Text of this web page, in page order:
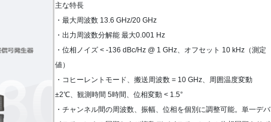
主な特長
・最大周波数 13.6 GHz/20 GHz
・出力周波数分解能 最大0.001 Hz
・位相ノイズ < -136 dBc/Hz @ 1 GHz、オフセット 10 kHz（測定
値）
・コヒーレントモード、搬送周波数 = 10 GHz、周囲温度変動
±2℃、観測時間 5時間、位相変動 < 1.5°
・チャンネル間の周波数、振幅、位相を個別に調整可能。単一デバ